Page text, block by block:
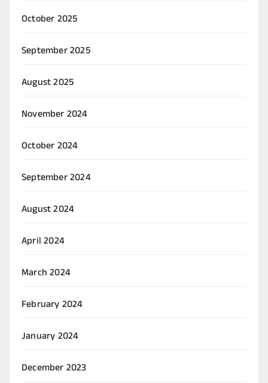
October 2025
September 2025
August 2025
November 2024
October 2024
September 2024
August 2024
April 2024
March 2024
February 2024
January 2024
December 2023